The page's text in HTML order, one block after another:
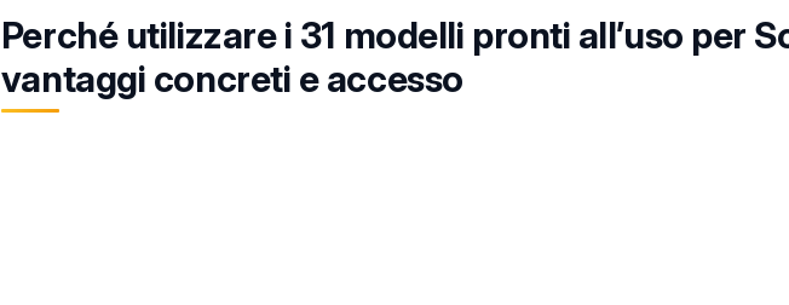
Perché utilizzare i 31 modelli pronti all’uso per
vantaggi concreti e accesso